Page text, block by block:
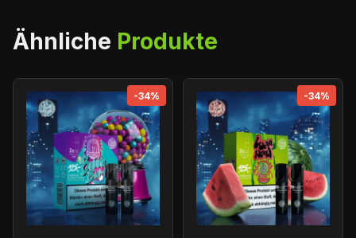
Ähnliche Produkte
-34% -34%